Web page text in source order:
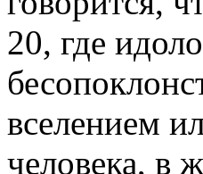
20, где
вселением
человека, в